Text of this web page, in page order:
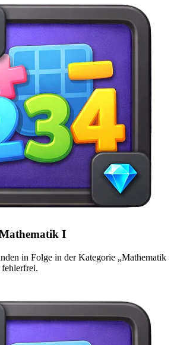
I
in Folge in der Kategorie „Mathematik
fehlerfrei.